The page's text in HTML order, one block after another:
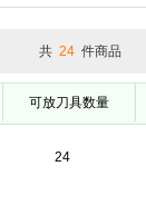
共 24 件商品
可放刀具数量
24